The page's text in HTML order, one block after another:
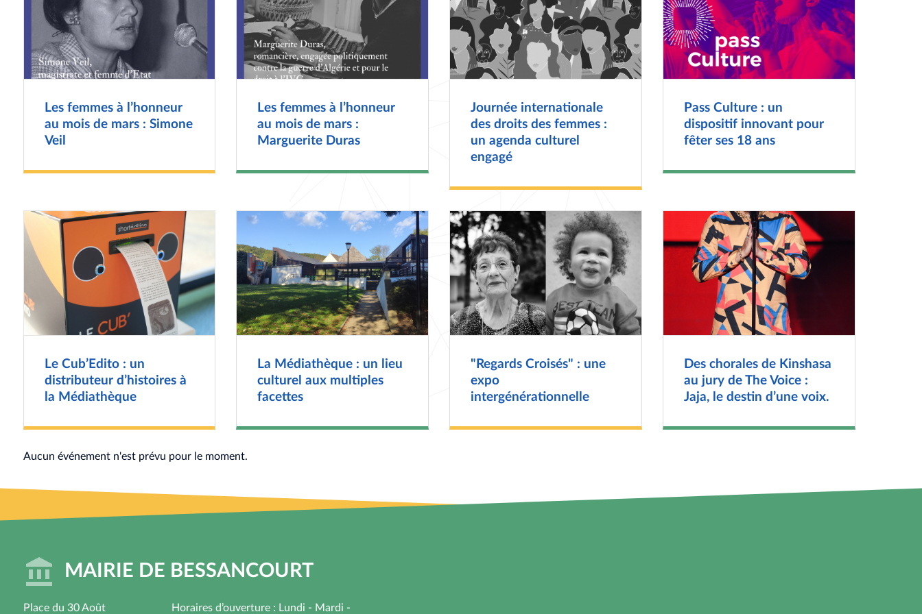
Les femmes à l’honneur
au mois de mars : Simone
Veil
Les femmes à l’honneur
au mois de mars :
Marguerite Duras
Journée internationale
des droits des femmes :
un agenda culturel
engagé
Pass Culture : un
dispositif innovant pour
fêter ses 18 ans
Le Cub’Edito : un
distributeur d’histoires à
la Médiathèque
La Médiathèque : un lieu
culturel aux multiples
facettes
"Regards Croisés" : une
expo
intergénérationnelle
Des chorales de Kinshasa
au jury de The Voice :
Jaja, le destin d’une voix.
Aucun événement n'est prévu pour le moment.
MAIRIE DE BESSANCOURT
Place du 30 Août
Horaires d’ouverture : Lundi - Mardi -